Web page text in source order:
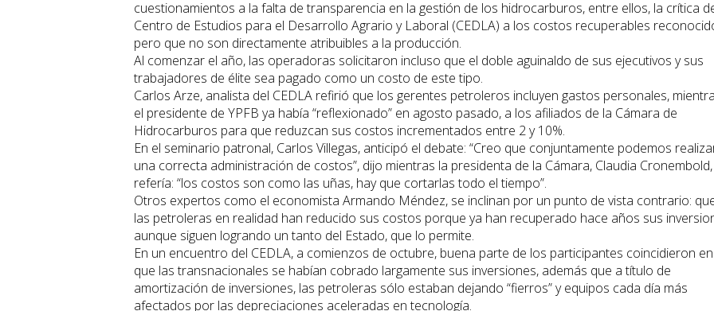
cuestionamientos a la falta de transparencia en la gestión de los hidrocarburos, entre ellos, la crítica
Centro de Estudios para el Desarrollo Agrario y Laboral (CEDLA) a los costos recuperables
pero que no son directamente atribuibles a la producción.
Al comenzar el año, las operadoras solicitaron incluso que el doble aguinaldo de sus ejecutivos y sus
trabajadores de élite sea pagado como un costo de este tipo.
Carlos Arze, analista del CEDLA refirió que los gerentes petroleros incluyen gastos personales,
el presidente de YPFB ya había “reflexionado” en agosto pasado, a los afiliados de la Cámara de
Hidrocarburos para que reduzcan sus costos incrementados entre 2 y 10%.
En el seminario patronal, Carlos Villegas, anticipó el debate: “Creo que conjuntamente podemos
una correcta administración de costos”, dijo mientras la presidenta de la Cámara, Claudia Cronembold,
refería: “los costos son como las uñas, hay que cortarlas todo el tiempo”.
Otros expertos como el economista Armando Méndez, se inclinan por un punto de vista contrario:
las petroleras en realidad han reducido sus costos porque ya han recuperado hace años sus
aunque siguen logrando un tanto del Estado, que lo permite.
En un encuentro del CEDLA, a comienzos de octubre, buena parte de los participantes coincidieron en
que las transnacionales se habían cobrado largamente sus inversiones, además que a título de
amortización de inversiones, las petroleras sólo estaban dejando “fierros” y equipos cada día más
afectados por las depreciaciones aceleradas en tecnología.